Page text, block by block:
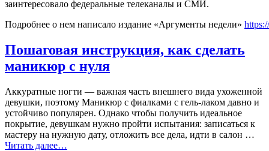
заинтересовало федеральные телеканалы и СМИ.
Подробнее о нем написало издание «Аргументы недели»
Пошаговая инструкция, как сделать
маникюр с нуля
Аккуратные ногти — важная часть внешнего вида ухоженной
девушки, поэтому Маникюр с фиалками с гель-лаком давно и
устойчиво популярен. Однако чтобы получить идеальное
покрытие, девушкам нужно пройти испытания: записаться к
мастеру на нужную дату, отложить все дела, идти в салон …
Читать далее…